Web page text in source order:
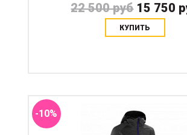
22 500 руб 15 750
КУПИТЬ
-10%